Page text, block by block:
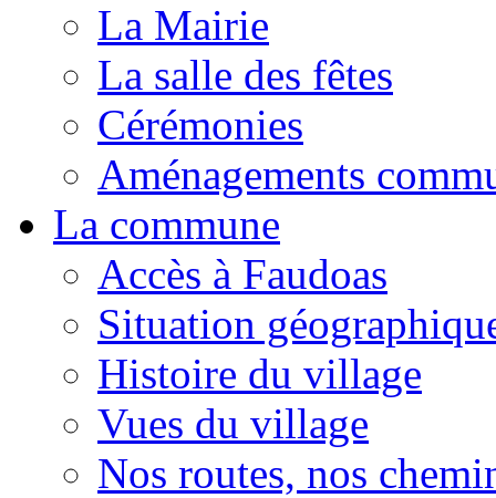
La Mairie
La salle des fêtes
Cérémonies
Aménagements
La commune
Accès à Faudoas
Situation
Histoire du village
Vues du village
Nos routes, nos